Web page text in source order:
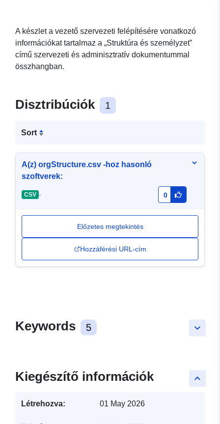
A készlet a vezető szervezeti felépítésére vonatkozó
információkat tartalmaz a „Struktúra és személyzet”
című szervezeti és adminisztratív dokumentummal
összhangban.
Disztribúciók 1
Sort
A(z) orgStructure.csv -hoz hasonló
szoftverek:
CSV - 0
Előzetes megtekintés
Hozzáférési URL-cím
keyboard_arrow_down
Keywords 5
keyboard_arrow_up
Kiegészítő információk
Létrehozva: 01 May 2026